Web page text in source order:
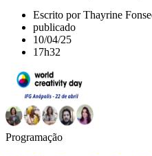
Escrito por Thayrine
publicado
10/04/25
17h32
Programação